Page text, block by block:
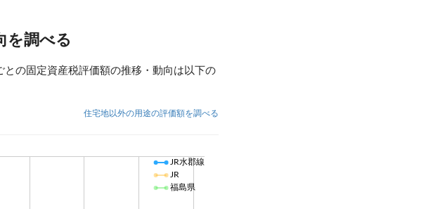
を調べる
の固定資産税評価額の推移・動向は以下の
住宅地以外の用途の評価額を調べる
JR水郡線
JR
福島県